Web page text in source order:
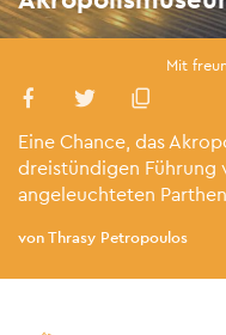
Mit
Eine Chance, das
dreistündigen
angeleuchteten
von Thrasy Petropoulos